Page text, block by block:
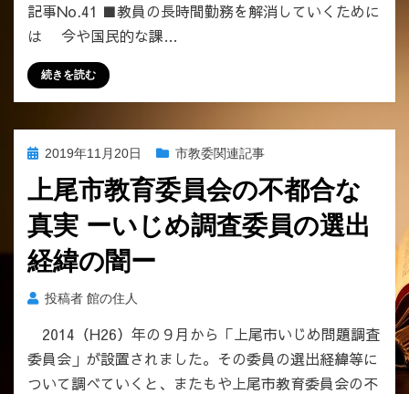
を
選
約
げ
て
い
る
候
人
だ
け
記事No.41 ■教員の長時間勤務を解消していくために
は 今や国民的な課…
続きを読む
投
日:
2019年11月20日 市教委関連記事
上尾市教育委員会の不都合な
真実 ーいじめ調査委員の選出
経緯の闇ー
投稿者 館の住人
2014（H26）年の９月から「上尾市いじめ問題調査
委員会」が設置されました。その委員の選出経緯等に
ついて調べていくと、またもや上尾市教育委員会の不